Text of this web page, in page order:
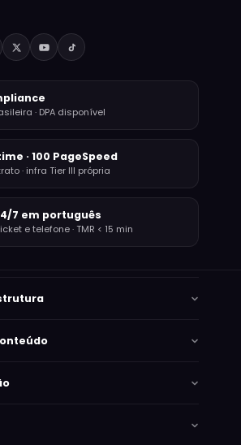
· DPA disponível
· 100 PageSpeed
· infra Tier III própria
7 em português
e telefone · TMR < 15 min